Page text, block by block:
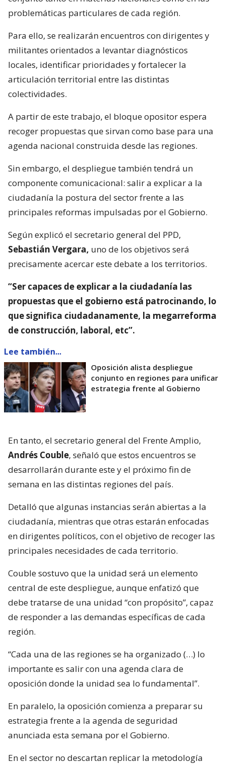
problemáticas particulares de cada región.
Para ello, se realizarán encuentros con dirigentes y
militantes orientados a levantar diagnósticos
locales, identificar prioridades y fortalecer la
articulación territorial entre las distintas
colectividades.
A partir de este trabajo, el bloque opositor espera
recoger propuestas que sirvan como base para una
agenda nacional construida desde las regiones.
Sin embargo, el despliegue también tendrá un
componente comunicacional: salir a explicar a la
ciudadanía la postura del sector frente a las
principales reformas impulsadas por el Gobierno.
Según explicó el secretario general del PPD,
Sebastián Vergara, uno de los objetivos será
precisamente acercar este debate a los territorios.
“Ser capaces de explicar a la ciudadanía las
propuestas que el gobierno está patrocinando, lo
que significa ciudadanamente, la megarreforma
de construcción, laboral, etc”.
Lee también...
Oposición alista despliegue
conjunto en regiones para unificar
estrategia frente al Gobierno
En tanto, el secretario general del Frente Amplio,
Andrés Couble, señaló que estos encuentros se
desarrollarán durante este y el próximo fin de
semana en las distintas regiones del país.
Detalló que algunas instancias serán abiertas a la
ciudadanía, mientras que otras estarán enfocadas
en dirigentes políticos, con el objetivo de recoger las
principales necesidades de cada territorio.
Couble sostuvo que la unidad será un elemento
central de este despliegue, aunque enfatizó que
debe tratarse de una unidad “con propósito”, capaz
de responder a las demandas específicas de cada
región.
“Cada una de las regiones se ha organizado (…) lo
importante es salir con una agenda clara de
oposición donde la unidad sea lo fundamental”.
En paralelo, la oposición comienza a preparar su
estrategia frente a la agenda de seguridad
anunciada esta semana por el Gobierno.
En el sector no descartan replicar la metodología